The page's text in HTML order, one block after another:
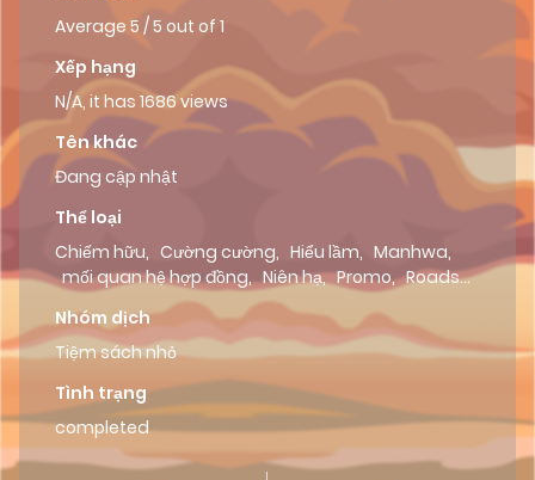
Average 5 /5 out of 1
Xếp hạng
N/A, it has 1686 views
Tên khác
Đang cập nhật
Thể loại
Chiếm hữu, Cường cường, Hiểu lầm, Manhwa,
mối quan hệ hợp đồng, Niên hạ, Promo, Roads
Nhóm dịch
Tiệm sách nhỏ
Tình trạng
completed